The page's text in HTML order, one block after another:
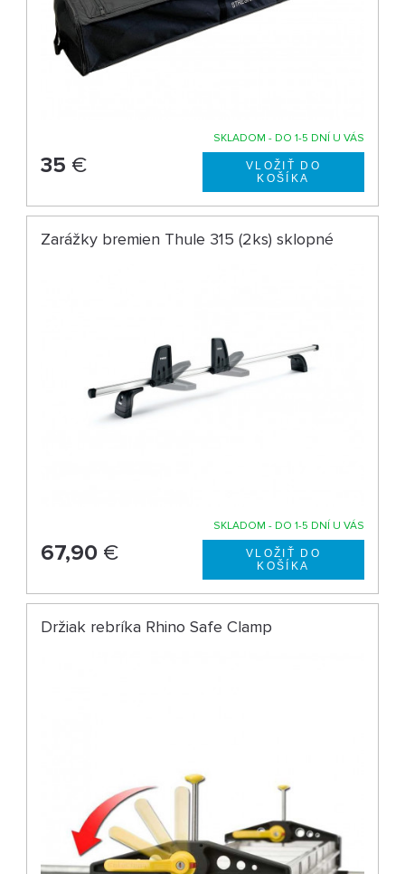
SKLADOM - DO 1-5 DNÍ U VÁS
35 €
Zarážky bremien Thule 315 (2ks) sklopné
SKLADOM - DO 1-5 DNÍ U VÁS
67,90 €
Držiak rebríka Rhino Safe Clamp